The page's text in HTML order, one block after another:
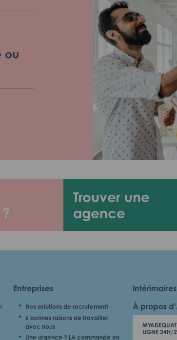
ou
Trouver une
agence
Entreprises
Nos solutions de recrutement
6 bonnes raisons de travailler
avec nous
Une urgence ? LA commande en
Intérimaires
À propos
LIGNE 24H/